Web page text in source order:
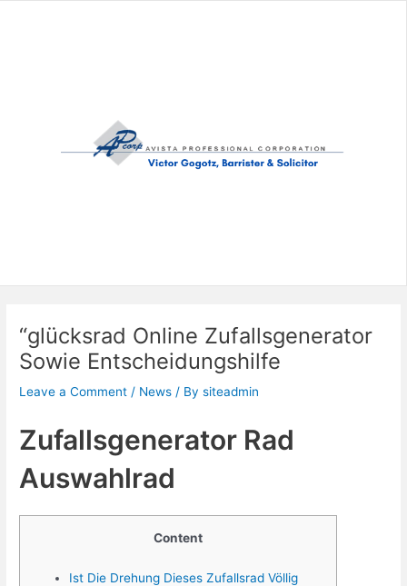
“glücksrad Online Zufallsgenerator
Sowie Entscheidungshilfe
Leave a Comment / News / Bysiteadmin
Zufallsgenerator Rad
Auswahlrad
Content
Ist Die Drehung Dieses Zufallsrad Völlig